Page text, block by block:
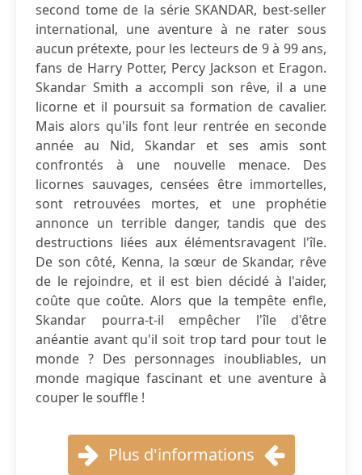
second tome de la série SKANDAR, best-seller
international, une aventure à ne rater sous
aucun prétexte, pour les lecteurs de 9 à 99 ans,
fans de Harry Potter, Percy Jackson et Eragon.
Skandar Smith a accompli son rêve, il a une
licorne et il poursuit sa formation de cavalier.
Mais alors qu'ils font leur rentrée en seconde
année au Nid, Skandar et ses amis sont
confrontés à une nouvelle menace. Des
licornes sauvages, censées être immortelles,
sont retrouvées mortes, et une prophétie
annonce un terrible danger, tandis que des
destructions liées aux élémentsravagent l'île.
De son côté, Kenna, la sœur de Skandar, rêve
de le rejoindre, et il est bien décidé à l'aider,
coûte que coûte. Alors que la tempête enfle,
Skandar pourra-t-il empêcher l'île d'être
anéantie avant qu'il soit trop tard pour tout le
monde ? Des personnages inoubliables, un
monde magique fascinant et une aventure à
couper le souffle !
Plus d'informations